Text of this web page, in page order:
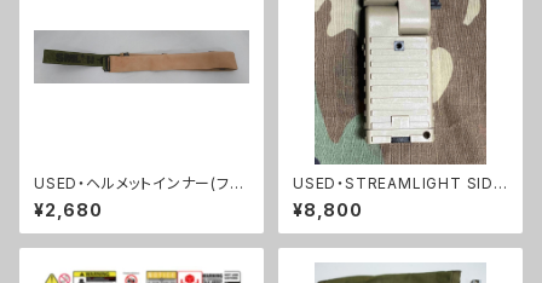
USED・ヘルメットインナー(フリ
ッツヘルメット)HEADBAND PA
SGT HELMET(A0078)
¥2,680
USED・STREAMLIGHT SIDE
WINDER・米軍放出品 (A018
5)
¥8,800